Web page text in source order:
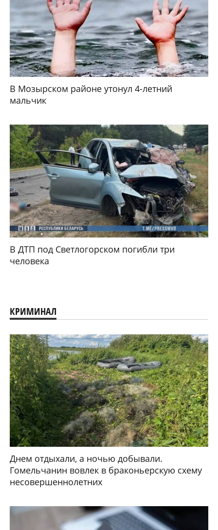
В Мозырском районе утонул 4-летний
мальчик
В ДТП под Светлогорском погибли три
человека
КРИМИНАЛ
Днем отдыхали, а ночью добывали.
Гомельчанин вовлек в браконьерскую схему
несовершеннолетних